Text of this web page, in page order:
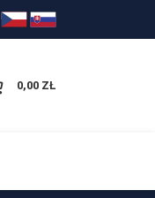
0,00 ZŁ